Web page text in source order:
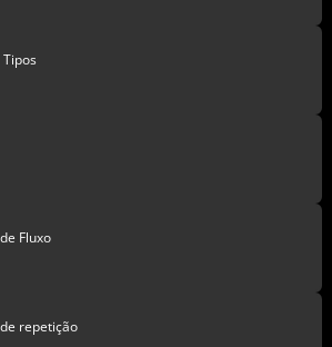
Tipos
Fluxo
repetição